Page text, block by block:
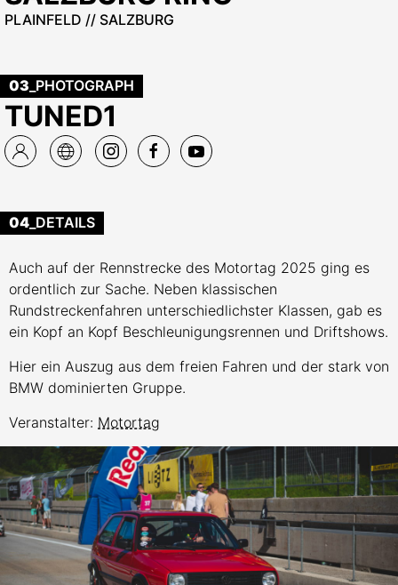
PLAINFELD // SALZBURG
03 _PHOTOGRAPH
TUNED1
04 _DETAILS
Auch auf der Rennstrecke des Motortag 2025 ging es
ordentlich zur Sache. Neben klassischen
Rundstreckenfahren unterschiedlichster Klassen, gab es
ein Kopf an Kopf Beschleunigungsrennen und Driftshows.
Hier ein Auszug aus dem freien Fahren und der stark von
BMW dominierten Gruppe.
Veranstalter: Motortag